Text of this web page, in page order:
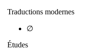
Traductions modernes
∅
Études